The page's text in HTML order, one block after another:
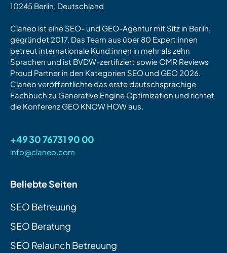
10245 Berlin, Deutschland
Claneo ist eine SEO- und GEO-Agentur mit Sitz in Berlin,
gegründet 2017. Das Team aus über 80 Expert:innen
betreut internationale Kund:innen in mehr als zehn
Sprachen und ist BVDW-zertifiziert sowie OMR Reviews
Proud Partner in den Kategorien SEO und GEO 2026.
Claneo veröffentlichte das erste deutschsprachige
Fachbuch zu Generative Engine Optimization und richtet
die Konferenz GEO KNOW HOW aus.
+49 30 76731 90 00
info@claneo.com
Beliebte Seiten
SEO Betreuung
SEO Beratung
SEO Relaunch Betreuung